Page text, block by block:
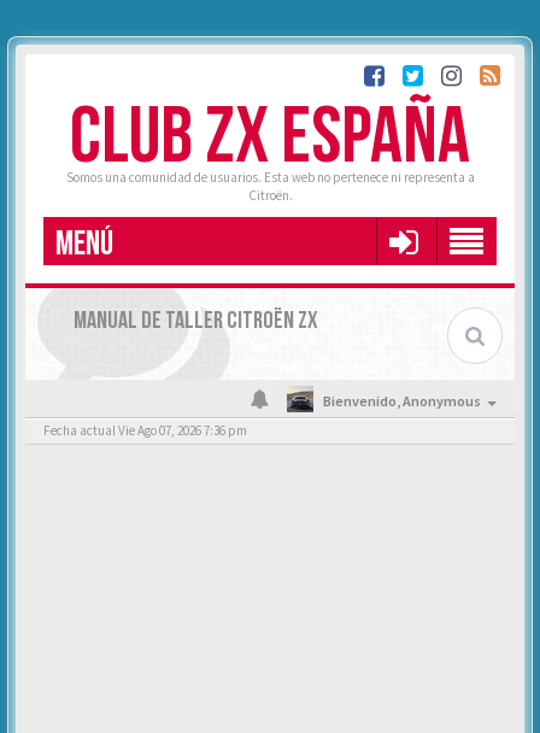
CLUB ZX ESPAÑA
Somos una comunidad de usuarios. Esta web no pertenece ni representa a
Citroën.
MENÚ
MANUAL DE TALLER CITROËN ZX
Bienvenido,Anonymous
Fecha actual Vie Ago 07, 2026 7:36 pm